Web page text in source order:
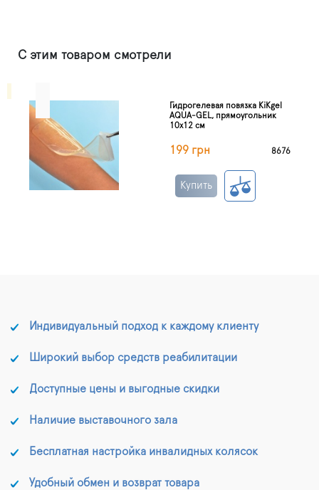
С этим товаром смотрели
Гидрогелевая повязка KiKgеl
AQUA-GEL, прямоугольник
10х12 см
199 грн 8676
Купить
Индивидуальный подход к каждому клиенту
Широкий выбор средств реабилитации
Доступные цены и выгодные скидки
Наличие выставочного зала
Бесплатная настройка инвалидных колясок
Удобный обмен и возврат товара